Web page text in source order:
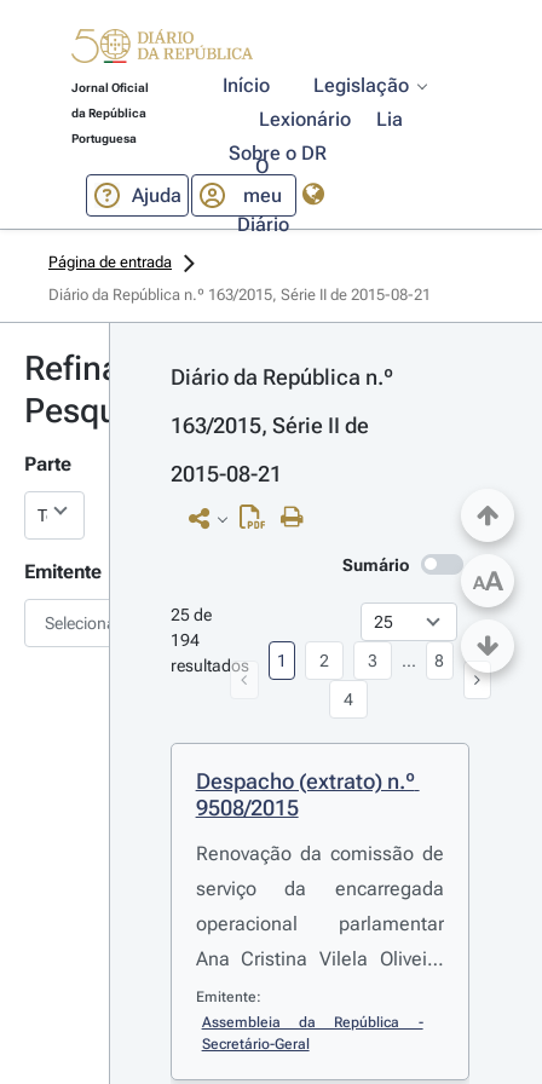
Jornal Oficial
da República
Portuguesa
Início
Legislação
Lexionário
Lia
Sobre o DR
Ajuda
O
meu
Diário
Página de entrada
Diário da República n.º 163/2015, Série II de 2015-08-21
Refinar
Pesquisa
Parte
Emitente
Selecionar
Diário da República n.º
163/2015, Série II de
2015-08-21
Sumário
25 de
194
resultados
1 2
3
4
... 8
Despacho (extrato) n.º
9508/2015
Renovação da comissão de
serviço da encarregada
operacional parlamentar
Ana Cristina Vilela Oliveira
Matias
Emitente:
Assembleia da República -
Secretário-Geral
AA